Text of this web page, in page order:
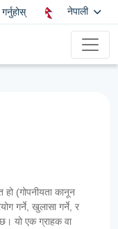
गर्नुहोस् नेपाली
(गोपनीयता कानून
गर्ने, खुलासा गर्ने, र
यो एक ग्राहक वा